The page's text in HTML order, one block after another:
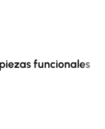
funcionales